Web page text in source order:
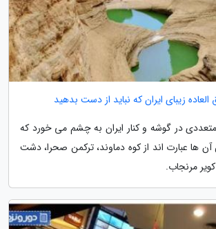
در گوشه و کنار ایران به چشم می خورد که
ها عبارت اند از کوه دماوند، ترکمن صحرا، دشت
مرنجاب.